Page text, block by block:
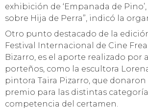
exhibición de ‘Empanada de
sobre Hija de Perra”, indicó la
Otro punto destacado de la edición
Festival Internacional de Cine
Bizarro, es el aporte realizado por
porteños, como la escultora
pintora Taira Pizarro, que donaron
premio para las distintas
competencia del certamen.